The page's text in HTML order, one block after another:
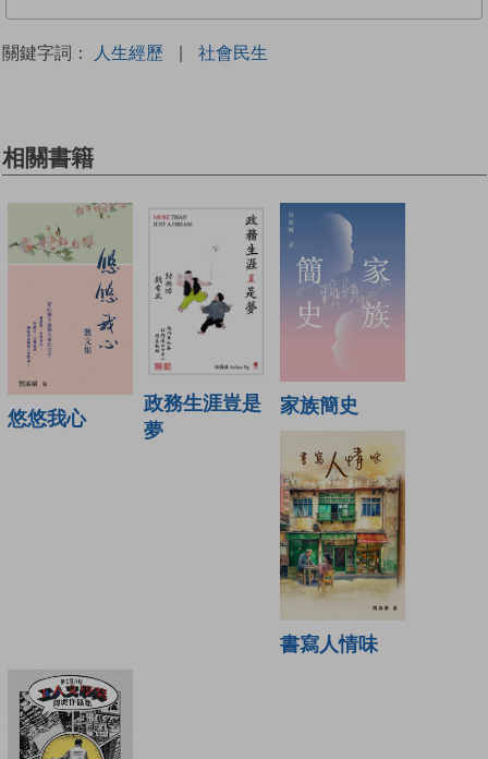
關鍵字詞： 人生經歷 | 社會民生
相關書籍
悠悠我心
政務生涯豈是
夢
家族簡史
書寫人情味